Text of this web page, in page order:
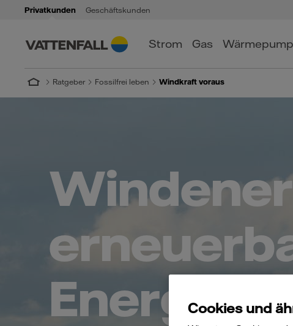
Privatkunden Geschäftskunden
Strom Gas
Ratgeber Fossilfrei leben Windkraft voraus
Cookies und